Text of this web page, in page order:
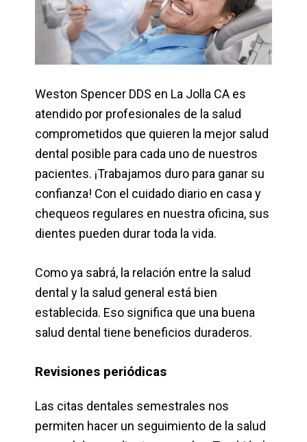
Weston Spencer DDS en La Jolla CA es
atendido por profesionales de la salud
comprometidos que quieren la mejor salud
dental posible para cada uno de nuestros
pacientes. ¡Trabajamos duro para ganar su
confianza! Con el cuidado diario en casa y
chequeos regulares en nuestra oficina, sus
dientes pueden durar toda la vida.
Como ya sabrá, la relación entre la salud
dental y la salud general está bien
establecida. Eso significa que una buena
salud dental tiene beneficios duraderos.
Revisiones periódicas
Las citas dentales semestrales nos
permiten hacer un seguimiento de la salud